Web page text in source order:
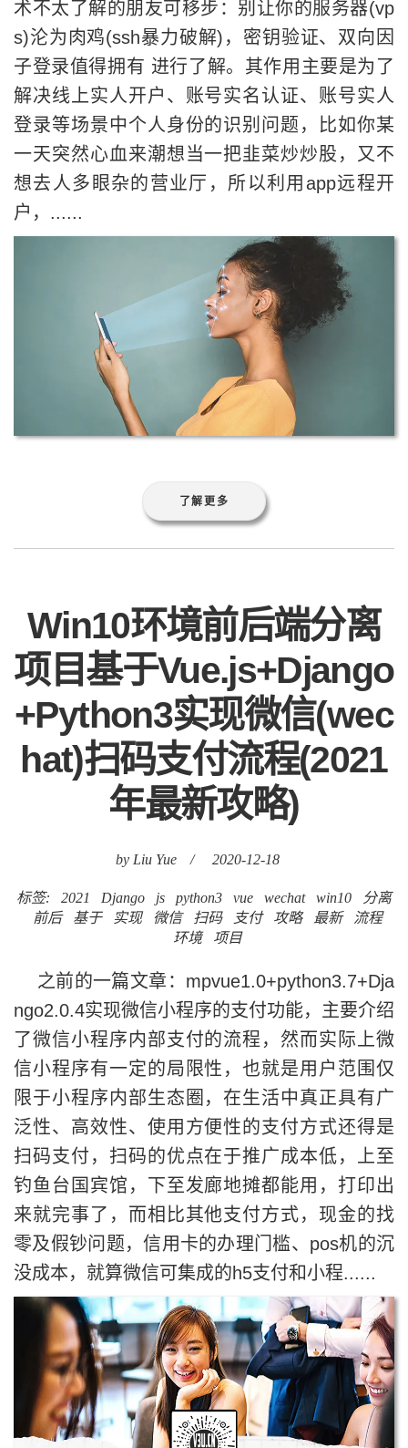
术不太了解的朋友可移步：别让你的服务器(vp
s)沦为肉鸡(ssh暴力破解)，密钥验证、双向因
子登录值得拥有 进行了解。其作用主要是为了
解决线上实人开户、账号实名认证、账号实人
登录等场景中个人身份的识别问题，比如你某
一天突然心血来潮想当一把韭菜炒炒股，又不
想去人多眼杂的营业厅，所以利用app远程开
户，......
了解更多
Win10环境前后端分离
项目基于Vue.js+Django
+Python3实现微信(wec
hat)扫码支付流程(2021
年最新攻略)
by Liu Yue / 2020-12-18
标签: 2021 Django js python3 vue wechat win10
分离
前后
基于 实现 微信 扫码 支付 攻略 最新
流程
环境
项目
之前的一篇文章：mpvue1.0+python3.7+Dja
ngo2.0.4实现微信小程序的支付功能，主要介绍
了微信小程序内部支付的流程，然而实际上微
信小程序有一定的局限性，也就是用户范围仅
限于小程序内部生态圈，在生活中真正具有广
泛性、高效性、使用方便性的支付方式还得是
扫码支付，扫码的优点在于推广成本低，上至
钓鱼台国宾馆，下至发廊地摊都能用，打印出
来就完事了，而相比其他支付方式，现金的找
零及假钞问题，信用卡的办理门槛、pos机的沉
没成本，就算微信可集成的h5支付和小程......